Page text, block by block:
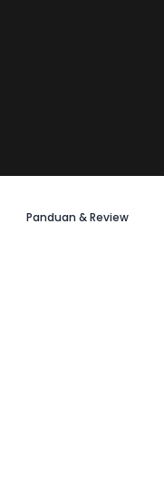
Panduan & Review